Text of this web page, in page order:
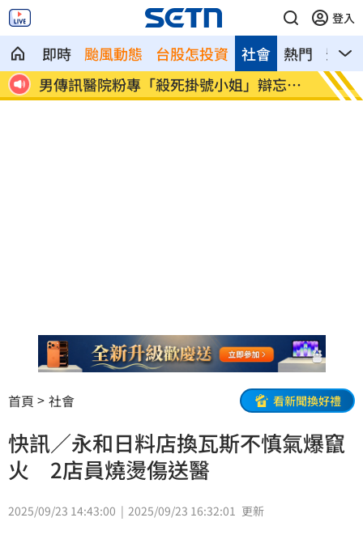
登入
即時 颱風動態 台股怎投資 熱門 影音
社會
光
男傳訊醫院粉專「殺死掛號小姐」辯忘吃
藥
晚飯
首頁 社會 看新聞換好禮
快訊／永和日料店換瓦斯不慎氣爆竄
火 2店員燒燙傷送醫
2025/09/23 14:43:00 2025/09/23 16:32:01 更新